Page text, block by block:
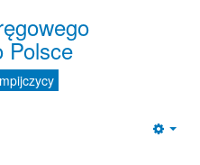
Polsce